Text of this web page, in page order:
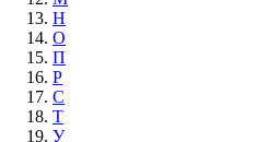
Н
О
П
Р
С
Т
У